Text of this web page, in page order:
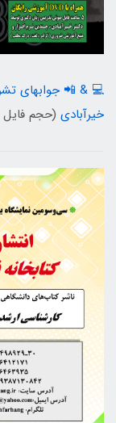
💻 & 📲 جوابهای
خیرآبادی (حجم فایل